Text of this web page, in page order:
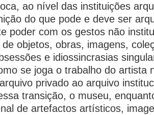
ao nível das instituições
do que pode e deve ser
poder com os gestos não
objetos, obras, imagens,
e idiossincrasias
se joga o trabalho do artista
privado ao arquivo
transição, o museu,
de artefactos artísticos,